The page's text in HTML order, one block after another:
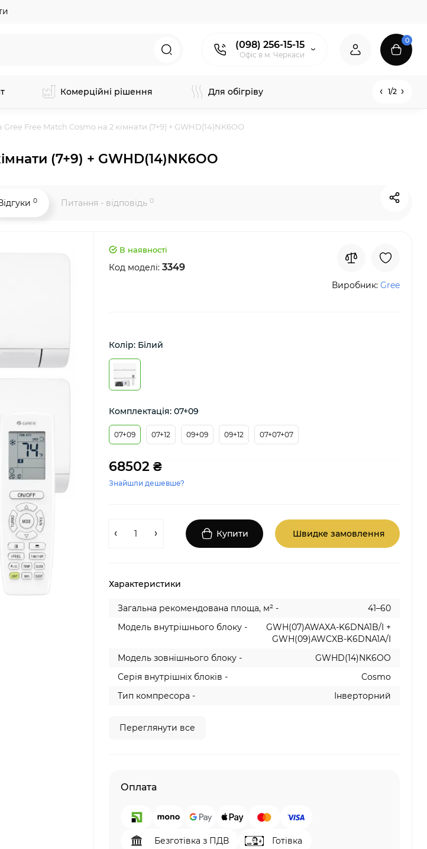
(098) 256-15-15
Офіс в м. Черкаси
0
Комерційні рішення Для обігріву 1/2
Gree Free Match Cosmo на 2 кімнати (7+9) + GWHD(14)NK6OO
(7+9) + GWHD(14)NK6OO
0 Питання - відповідь 0
В наявності
Код моделі: 3349
Виробник: Gree
Колір: Білий
Комплектація: 07+09
07+09 07+12 09+09 09+12 07+07+07
68502 ₴
Знайшли дешевше?
Купити Швидке замовлення
Характеристики
Загальна рекомендована площа, м² -
41–60
Модель внутрішнього блоку -
GWH(07)AWAXA-K6DNA1B/I +
GWH(09)AWCXB-K6DNA1A/I
Модель зовнішнього блоку -
GWHD(14)NK6OO
Серія внутрішніх блоків -
Cosmo
Тип компресора -
Інверторний
Переглянути все
Оплата
Безготівка з ПДВ Готівка